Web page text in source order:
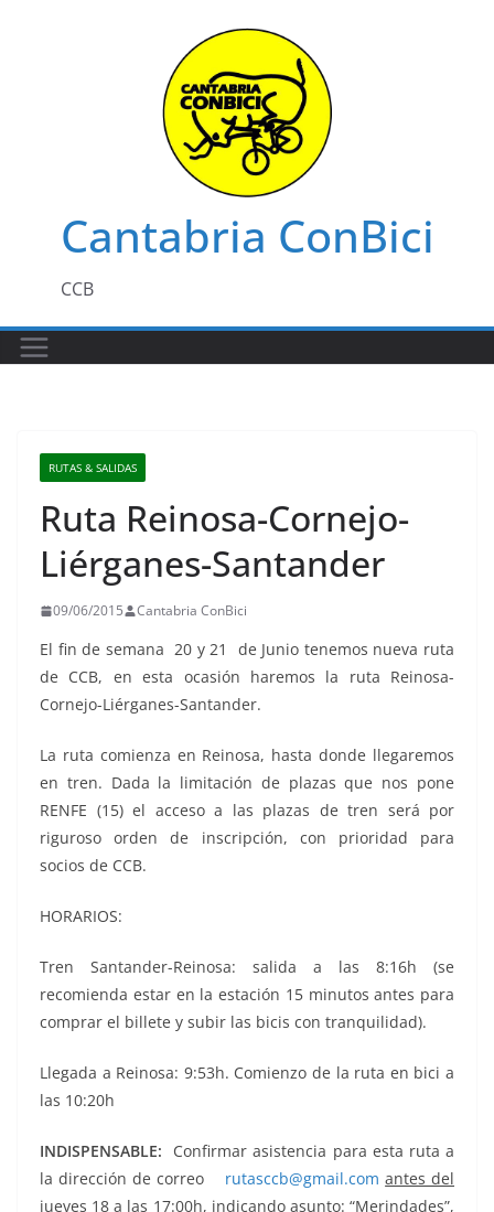
Cantabria ConBici
CCB
RUTAS & SALIDAS
Ruta Reinosa-Cornejo-
Liérganes-Santander
09/06/2015 Cantabria ConBici
El fin de semana 20 y 21 de Junio tenemos nueva ruta
de CCB, en esta ocasión haremos la ruta Reinosa-
Cornejo-Liérganes-Santander.
La ruta comienza en Reinosa, hasta donde llegaremos
en tren. Dada la limitación de plazas que nos pone
RENFE (15) el acceso a las plazas de tren será por
riguroso orden de inscripción, con prioridad para
socios de CCB.
HORARIOS:
Tren Santander-Reinosa: salida a las 8:16h (se
recomienda estar en la estación 15 minutos antes para
comprar el billete y subir las bicis con tranquilidad).
Llegada a Reinosa: 9:53h. Comienzo de la ruta en bici a
las 10:20h
INDISPENSABLE: Confirmar asistencia para esta ruta a
la dirección de correo rutasccb@gmail.com antes del
jueves 18 a las 17:00h, indicando asunto: “Merindades”,